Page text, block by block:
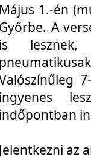
Május 1.-én
Győrbe. A
is lesznek,
ingyenes
indőpontban
Jelentkezni az